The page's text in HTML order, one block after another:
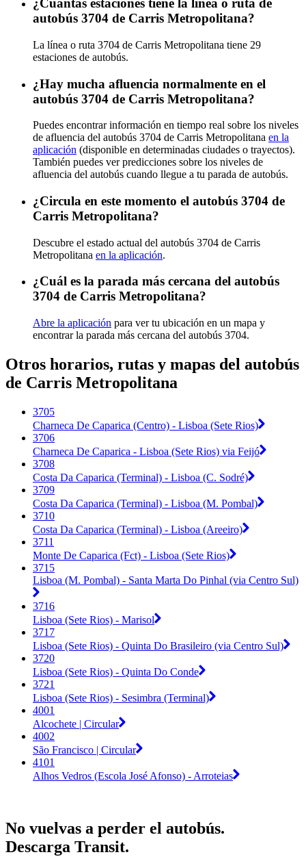
¿Cuántas estaciones tiene la línea o ruta de
autobús 3704 de Carris Metropolitana?
La línea o ruta 3704 de Carris Metropolitana tiene 29
estaciones de autobús.
¿Hay mucha afluencia normalmente en el
autobús 3704 de Carris Metropolitana?
Puedes encontrar información en tiempo real sobre los niveles
de afluencia del autobús 3704 de Carris Metropolitana en la
aplicación (disponible en determinadas ciudades o trayectos).
También puedes ver predicciones sobre los niveles de
afluencia del autobús cuando llegue a tu parada de autobús.
¿Circula en este momento el autobús 3704 de
Carris Metropolitana?
Descubre el estado actual del autobús 3704 de Carris
Metropolitana en la aplicación.
¿Cuál es la parada más cercana del autobús
3704 de Carris Metropolitana?
Abre la aplicación para ver tu ubicación en un mapa y
encontrar la parada más cercana del autobús 3704.
Otros horarios, rutas y mapas del autobús
de Carris Metropolitana
3705
Charneca De Caparica (Centro) - Lisboa (Sete Rios)
3706
Charneca De Caparica - Lisboa (Sete Rios) via Feijó
3708
Costa Da Caparica (Terminal) - Lisboa (C. Sodré)
3709
Costa Da Caparica (Terminal) - Lisboa (M. Pombal)
3710
Costa Da Caparica (Terminal) - Lisboa (Areeiro)
3711
Monte De Caparica (Fct) - Lisboa (Sete Rios)
3715
Lisboa (M. Pombal) - Santa Marta Do Pinhal (via Centro Sul)
3716
Lisboa (Sete Rios) - Marisol
3717
Lisboa (Sete Rios) - Quinta Do Brasileiro (via Centro Sul)
3720
Lisboa (Sete Rios) - Quinta Do Conde
3721
Lisboa (Sete Rios) - Sesimbra (Terminal)
4001
Alcochete | Circular
4002
São Francisco | Circular
4101
Alhos Vedros (Escola José Afonso) - Arroteias
No vuelvas a perder el autobús.
Descarga Transit.